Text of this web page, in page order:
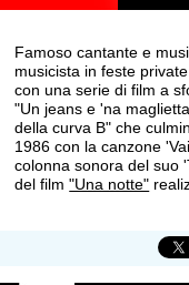
Famoso cantante e
musicista in feste
con una serie di film a
"Un jeans e 'na
della curva B" che
1986 con la canzone
colonna sonora del suo
del film"Una notte"